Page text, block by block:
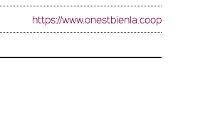
https://www.onestbienla.coop